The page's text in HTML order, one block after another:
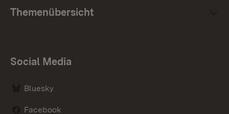
Themenübersicht
Social Media
Bluesky
Facebook